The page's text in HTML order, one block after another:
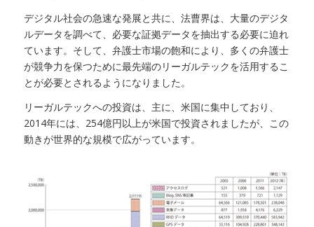
デジタル社会の急速な発展と共に、法曹界は、大量のデジタ
ルデータを調べて、必要な証拠データを抽出する必要に迫れ
ています。そして、弁護士市場の飽和により、多くの弁護士
が競争力を保つために最先端のリーガルテックを活用するこ
とが必要とされるようになりました。
リーガルテックへの投資は、主に、米国に集中しており、
2014年には、254億円以上が米国で投資されましたが、この
動きが世界的な規模で広がっています。